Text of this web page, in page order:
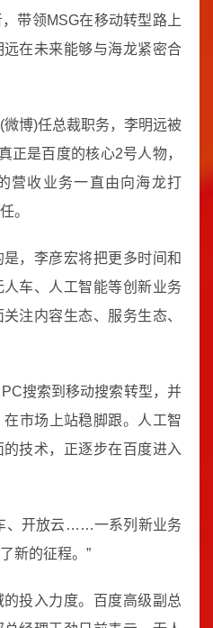
带领MSG在移动转型路上
在未来能够与海龙紧密合
博)任总裁职务，李明远被
正是百度的核心2号人物，
营收业务一直由向海龙打
。
，李彦宏将把更多时间和
车、人工智能等创新业务
注内容生态、服务生态、
搜索到移动搜索转型，并
市场上站稳脚跟。人工智
技术，正逐步在百度进入
、开放云……一系列新业务
新的征程。”
投入力度。百度高级副总